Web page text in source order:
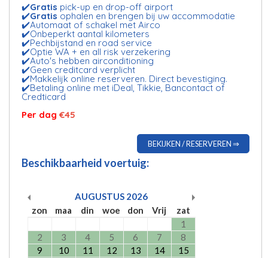
✔️Gratis pick-up en drop-off airport
✔️Gratis ophalen en brengen bij uw accommodatie
✔️Automaat of schakel met Airco
✔️Onbeperkt aantal kilometers
✔️Pechbijstand en road service
✔️Optie WA + en all risk verzekering
✔️Auto's hebben airconditioning
✔️Geen creditcard verplicht
✔️Makkelijk online reserveren. Direct bevestiging.
✔️Betaling online met iDeal, Tikkie, Bancontact of
Credticard
Per dag€45
BEKIJKEN / RESERVEREN ⇒
Beschikbaarheid voertuig:
AUGUSTUS 2026
zon
maa din woe don Vrij
zat
1
2
3 4 5 6 7
8
9
10 11 12 13 14
15